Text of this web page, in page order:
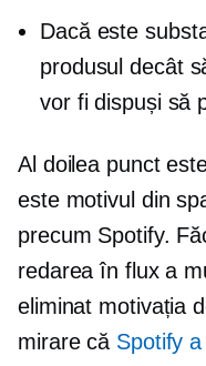
Dacă este
produsul decât
vor fi dispuși să
Al doilea punct
este motivul din
precum Spotify.
redarea în flux a
eliminat motivația
mirare că Spotify